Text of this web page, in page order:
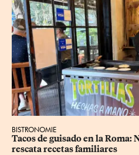
BISTRONOMIE
Tacos de guisado en la Roma:
rescata recetas familiares